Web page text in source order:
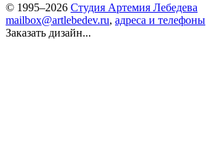
© 1995–2026 Студия Артемия Лебедева
mailbox@artlebedev.ru, адреса и телефоны
Заказать дизайн...